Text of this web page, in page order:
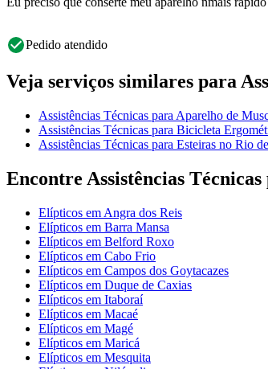
Pedido atendido
Veja serviços similares para
Assistências Técnicas para Aparelho de
Assistências Técnicas para Bicicleta
Assistências Técnicas para Esteiras no Rio
Encontre Assistências
Elípticos em Angra dos Reis
Elípticos em Barra Mansa
Elípticos em Belford Roxo
Elípticos em Cabo Frio
Elípticos em Campos dos Goytacazes
Elípticos em Duque de Caxias
Elípticos em Itaboraí
Elípticos em Macaé
Elípticos em Magé
Elípticos em Maricá
Elípticos em Mesquita